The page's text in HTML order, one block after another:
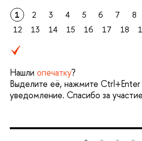
1 2 3 4 5 6 7 8
12
13 14 15 16 17 18
Нашли опечатку?
Выделите её, нажмите Ctrl+Enter
уведомление. Спасибо за